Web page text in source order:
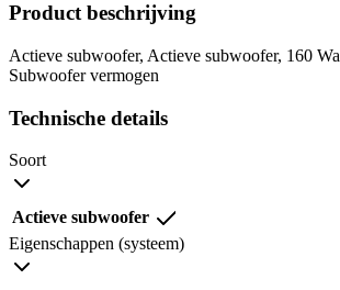
Product beschrijving
Actieve subwoofer, Actieve subwoofer, 160
Subwoofer vermogen
Technische details
Soort
Actieve subwoofer
Eigenschappen (systeem)